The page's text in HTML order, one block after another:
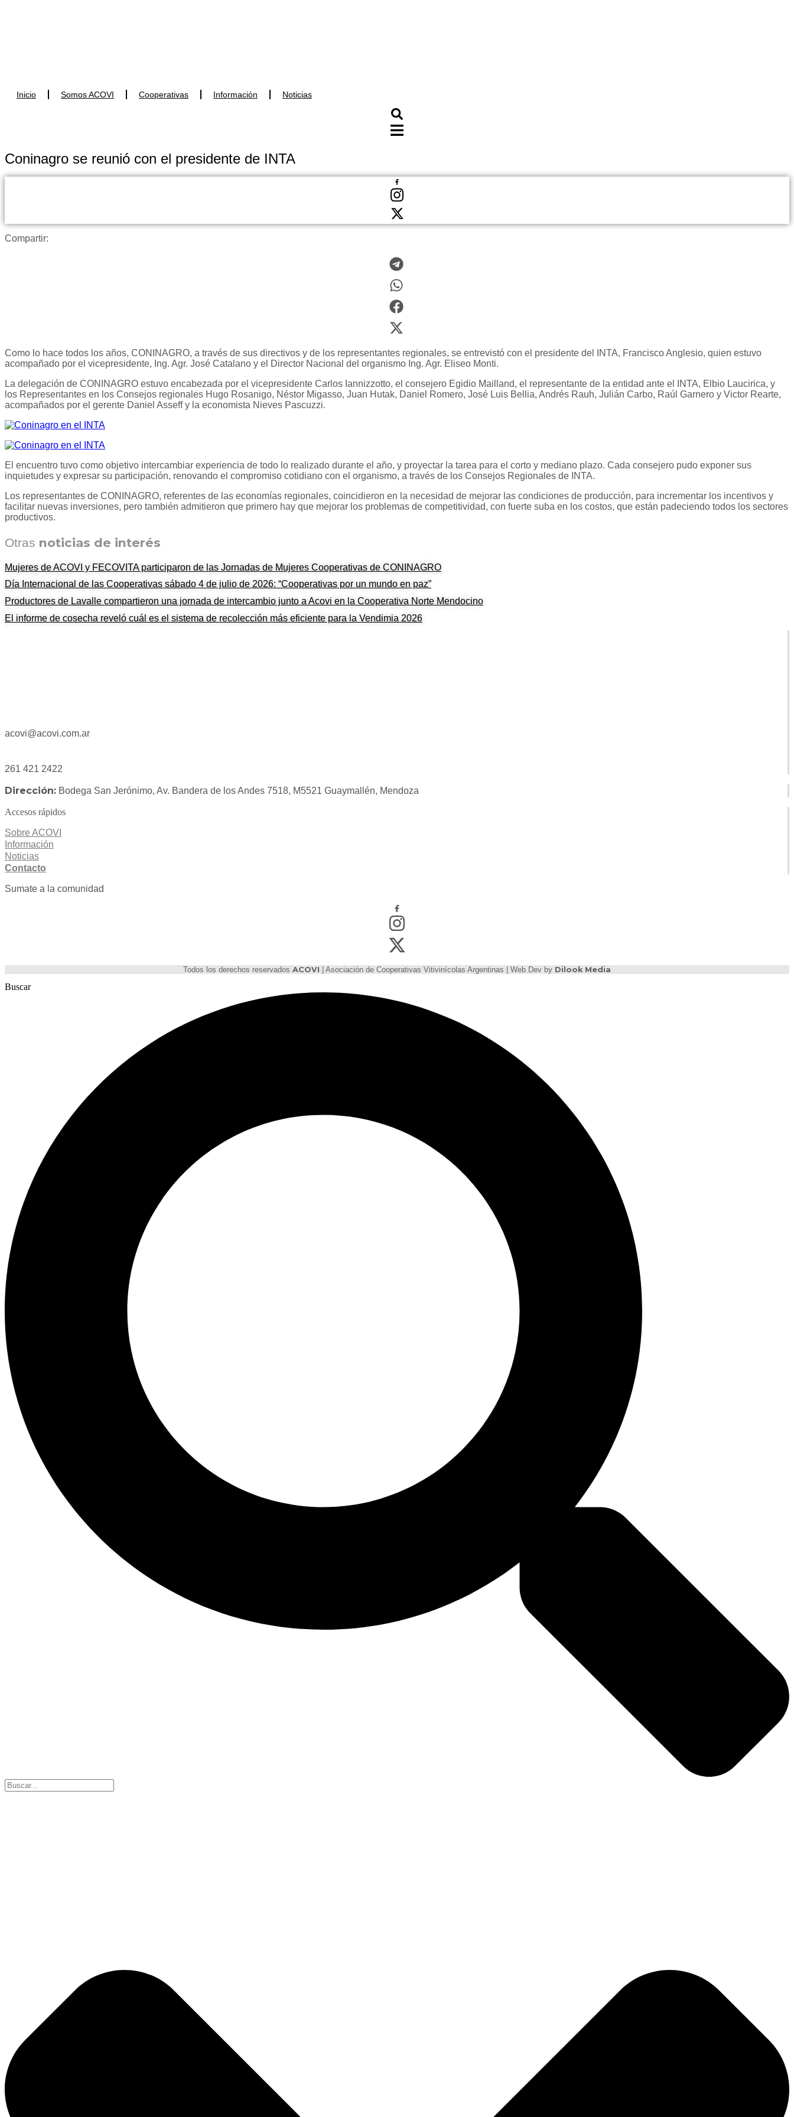
Inicio Somos ACOVI Cooperativas Información Noticias
Coninagro se reunió con el presidente de INTA
Compartir:
Como lo hace todos los años, CONINAGRO, a través de sus directivos y de los representantes regionales, se entrevistó con el presidente del INTA, Francisco Anglesio, quien estuvo
acompañado por el vicepresidente, Ing. Agr. José Catalano y el Director Nacional del organismo Ing. Agr. Eliseo Monti.
La delegación de CONINAGRO estuvo encabezada por el vicepresidente Carlos Iannizzotto, el consejero Egidio Mailland, el representante de la entidad ante el INTA, Elbio Laucirica, y
los Representantes en los Consejos regionales Hugo Rosanigo, Néstor Migasso, Juan Hutak, Daniel Romero, José Luis Bellia, Andrés Rauh, Julián Carbo, Raúl Garnero y Victor Rearte,
acompañados por el gerente Daniel Asseff y la economista Nieves Pascuzzi.
El encuentro tuvo como objetivo intercambiar experiencia de todo lo realizado durante el año, y proyectar la tarea para el corto y mediano plazo. Cada consejero pudo exponer sus
inquietudes y expresar su participación, renovando el compromiso cotidiano con el organismo, a través de los Consejos Regionales de INTA.
Los representantes de CONINAGRO, referentes de las economías regionales, coincidieron en la necesidad de mejorar las condiciones de producción, para incrementar los incentivos y
facilitar nuevas inversiones, pero también admitieron que primero hay que mejorar los problemas de competitividad, con fuerte suba en los costos, que están padeciendo todos los sectores
productivos.
Otras noticias de interés
Mujeres de ACOVI y FECOVITA participaron de las Jornadas de Mujeres Cooperativas de CONINAGRO
Día Internacional de las Cooperativas sábado 4 de julio de 2026: “Cooperativas por un mundo en paz”
Productores de Lavalle compartieron una jornada de intercambio junto a Acovi en la Cooperativa Norte Mendocino
El informe de cosecha reveló cuál es el sistema de recolección más eficiente para la Vendimia 2026
acovi@acovi.com.ar
261 421 2422
Dirección: Bodega San Jerónimo, Av. Bandera de los Andes 7518, M5521 Guaymallén, Mendoza
Accesos rápidos
Sobre ACOVI
Información
Noticias
Contacto
Sumate a la comunidad
Todos los derechos reservados ACOVI | Asociación de Cooperativas Vitivinícolas Argentinas | Web Dev by Dilook Media
Buscar